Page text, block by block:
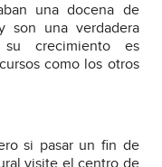
una docena de
son una verdadera
crecimiento es
como los otros
si pasar un fin de
visite el centro de